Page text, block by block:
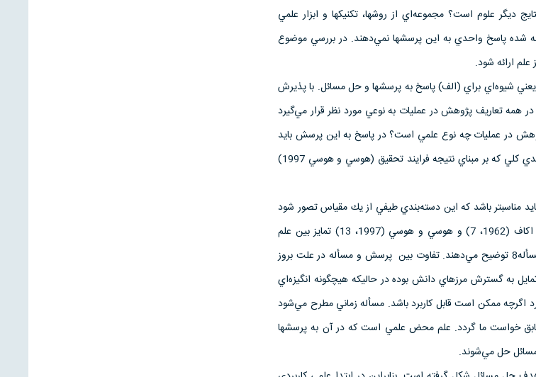
ديگر علوم است؟ مجموعه‌اي از روشها، تكنيكها و ابزار علمي
شده پاسخ واحدي به اين پرسشها نمي‌دهند. در بررسي موضوع
ارائه شود.
يعني شيوه‌اي براي (الف) پاسخ به پرسشها و حل مسائل. با پذيرش
همه تعاريف پژوهش در عمليات به نوعي مورد نظر قرار مي‌گيرد
در عمليات چه نوع علمي است؟ در پاسخ به اين پرسش بايد
دسته‌بندي و تعاريف علوم را مشخص نمود. يك دسته‌بندي كلي كه بر مبناي نتيجه فرايند تحقيق (هوسي و هوسي 1997)
مناسبتر باشد كه اين دسته‌بندي طيفي از يك مقياس تصور شود
كه درجه محض يا كاربردي بودن علم را مشخص كند. اكاف (1962، 7) و هوسي و هوسي (1997، 13) تمايز بين علم
محض و كاربردي را بر مبناي پاسخ به پرسش7 يا حل مسأله8 توضيح مي‌دهند. تفاوت بين پرسش و مسأله در علت بروز
به گسترش مرزهاي دانش بوده در حاليكه هيچگونه انگيزه‌اي
اگرچه ممكن است قابل كاربرد باشد. مسأله زماني مطرح مي‌شود
خواست ما گردد. علم محض علمي است كه در آن به پرسشها
مسائل حل مي‌شوند.